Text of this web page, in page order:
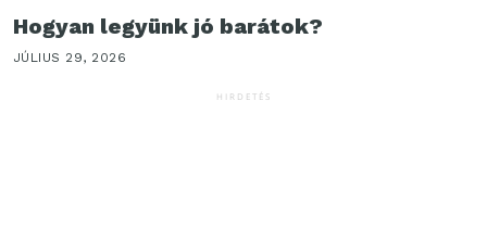
Hogyan legyünk jó barátok?
JÚLIUS 29, 2026
HIRDETÉS